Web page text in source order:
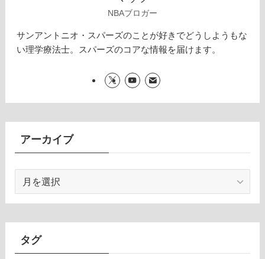
NBAブロガー
サンアントニオ・スパーズのことが好きでどうしようもな
い理学療法士。スパーズのコアな情報を届けます。
アーカイブ
カ
イ
タグ